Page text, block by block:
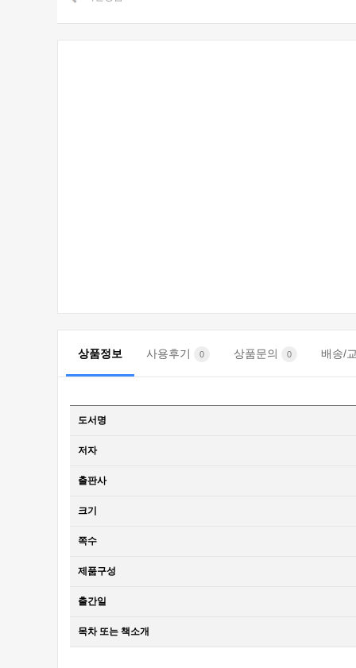
상품정보 사용후기 0 상품문의 0 배송/
도서명
저자
출판사
크기
쪽수
제품구성
출간일
목차 또는 책소개